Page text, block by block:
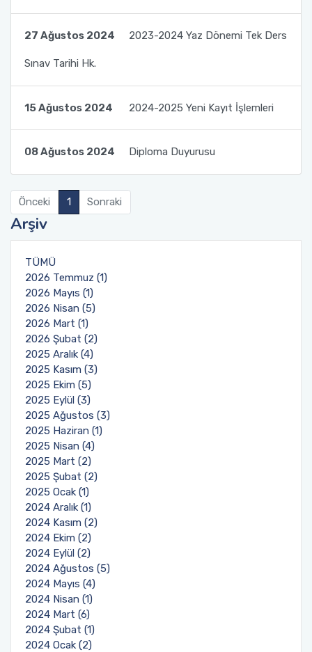
27 Ağustos 2024 2023-2024 Yaz Dönemi Tek Ders
Sınav Tarihi Hk.
15 Ağustos 2024 2024-2025 Yeni Kayıt İşlemleri
08 Ağustos 2024 Diploma Duyurusu
Önceki 1 Sonraki
Arşiv
TÜMÜ
2026 Temmuz (1)
2026 Mayıs (1)
2026 Nisan (5)
2026 Mart (1)
2026 Şubat (2)
2025 Aralık (4)
2025 Kasım (3)
2025 Ekim (5)
2025 Eylül (3)
2025 Ağustos (3)
2025 Haziran (1)
2025 Nisan (4)
2025 Mart (2)
2025 Şubat (2)
2025 Ocak (1)
2024 Aralık (1)
2024 Kasım (2)
2024 Ekim (2)
2024 Eylül (2)
2024 Ağustos (5)
2024 Mayıs (4)
2024 Nisan (1)
2024 Mart (6)
2024 Şubat (1)
2024 Ocak (2)